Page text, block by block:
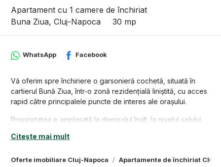
Apartament cu 1 camere de închiriat
Buna Ziua, Cluj-Napoca
30 mp
Oferte imobiliare Cluj-Napoca Apartamente de închiriat Cluj-
WhatsApp Facebook
Vă oferim spre închiriere o garsonieră cochetă, situată în
cartierul Bună Ziua, într-o zonă rezidențială liniștită, cu acces
rapid către principalele puncte de interes ale orașului.
Proprietatea e amplasată la demisolul înalt, la nivelul solului,
pe D+P+2E. Beneficiază de o suprafață de 30 mp, și este
1 cameră, 1 bucătărie deschisă, 1 baie cu duș.
Citește mai mult